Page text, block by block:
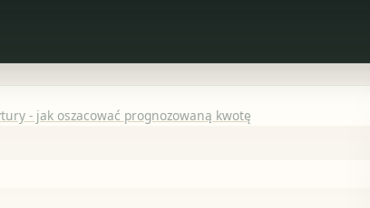
- jak oszacować prognozowaną kwotę